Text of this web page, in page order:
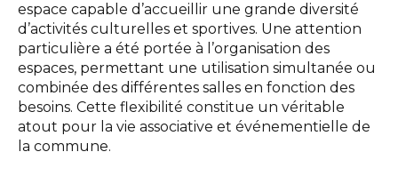
espace capable d’accueillir une grande diversité
d’activités culturelles et sportives. Une attention
particulière a été portée à l’organisation des
espaces, permettant une utilisation simultanée ou
combinée des différentes salles en fonction des
besoins. Cette flexibilité constitue un véritable
atout pour la vie associative et événementielle de
la commune.